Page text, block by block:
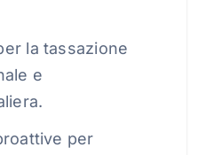
la tassazione
e
per